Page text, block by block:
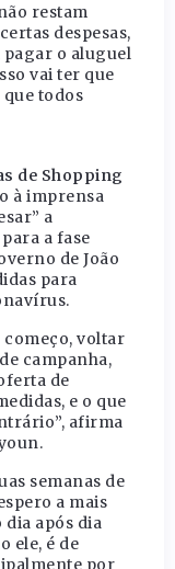
restam
despesas,
pagar o aluguel
vai ter que
todos
de Shopping
à imprensa
a
a fase
de João
para
começo, voltar
campanha,
de
e o que
afirma
semanas de
a mais
dia após dia
ele, é de
por